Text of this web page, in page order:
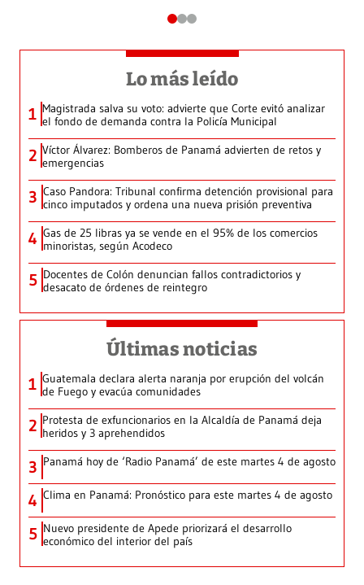
Lo más leído
1 Magistrada salva su voto: advierte que Corte evitó analizar
el fondo de demanda contra la Policía Municipal
2 Víctor Álvarez: Bomberos de Panamá advierten de retos y
emergencias
3 Caso Pandora: Tribunal confirma detención provisional para
cinco imputados y ordena una nueva prisión preventiva
4 Gas de 25 libras ya se vende en el 95% de los comercios
minoristas, según Acodeco
5 Docentes de Colón denuncian fallos contradictorios y
desacato de órdenes de reintegro
Últimas noticias
1 Guatemala declara alerta naranja por erupción del volcán
de Fuego y evacúa comunidades
2 Protesta de exfuncionarios en la Alcaldía de Panamá deja
heridos y 3 aprehendidos
3 Panamá hoy de ‘Radio Panamá’ de este martes 4 de agosto
4 Clima en Panamá: Pronóstico para este martes 4 de agosto
5 Nuevo presidente de Apede priorizará el desarrollo
económico del interior del país